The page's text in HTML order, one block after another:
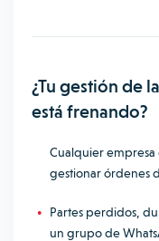
¿Tu gestión de
está frenando?
Cualquier empresa
gestionar órdenes
Partes perdidos,
un grupo de